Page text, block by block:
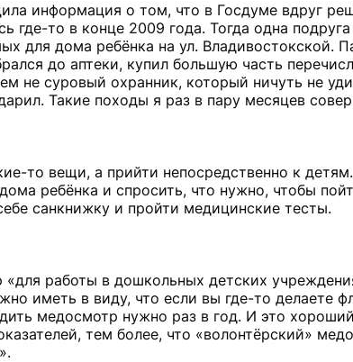
информация о том, что в Госдуме вдруг
где-то в конце 2009 года. Тогда одна
для дома ребёнка на ул. Владивостокской.
до аптеки, купил большую часть
не суровый охранник, который ничуть не
Такие походы я раз в пару месяцев
то вещи, а прийти непосредственно к
ребёнка и спросить, что нужно, чтобы
санкнижку и пройти медицинские тесты.
работы в дошкольных детских
иметь в виду, что если вы где-то делаете
медосмотр нужно раз в год. И это
тем более, что «волонтёрский»